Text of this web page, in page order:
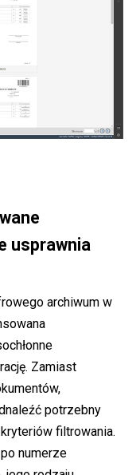
usprawnia
archiwum w
Zamiast
potrzebny
filtrowania.
numerze